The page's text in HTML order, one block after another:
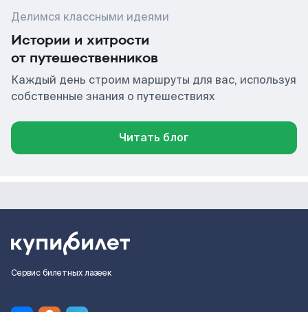
Делимся классными идеями
Истории и хитрости
от путешественников
Каждый день строим маршруты для вас, используя
собственные знания о путешествиях
Читать блог
Сервис билетных лазеек